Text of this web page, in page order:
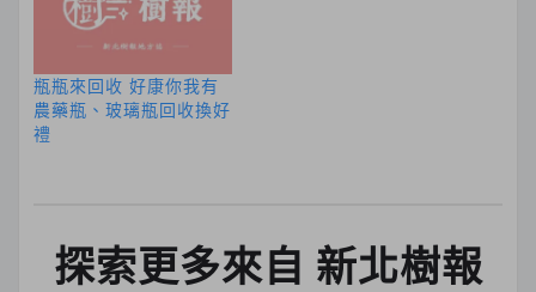
瓶瓶來回收 好康你我有
農藥瓶、玻璃瓶回收換好
禮
探索更多來自 新北樹報